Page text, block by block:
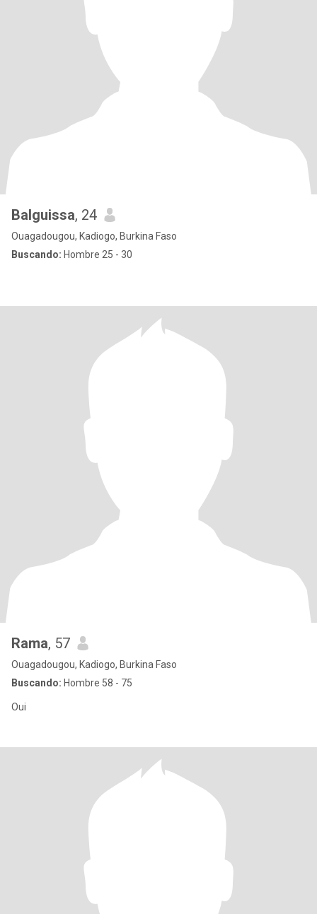
Balguissa, 24
Ouagadougou, Kadiogo, Burkina Faso
Buscando: Hombre 25 - 30
Rama, 57
Ouagadougou, Kadiogo, Burkina Faso
Buscando: Hombre 58 - 75
Oui